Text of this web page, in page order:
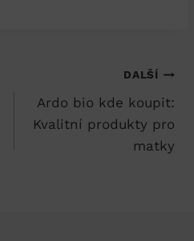
DALŠÍ
Ardo bio kde koupit:
Kvalitní produkty pro
matky